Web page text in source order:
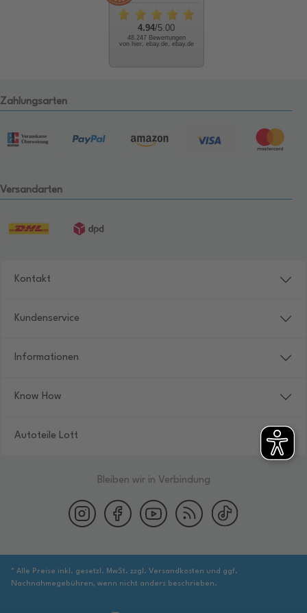
4.94/5.00
48.247 Bewertungen
von hier, ebay.de, ebay.de
Zahlungsarten
Versandarten
Kontakt
Kundenservice
Informationen
Know How
Autoteile Lott
Bleiben wir in Verbindung
* Alle Preise inkl. gesetzl. MwSt. zzgl. Versandkosten und ggf.
Nachnahmegebühren, wenn nicht anders beschrieben.